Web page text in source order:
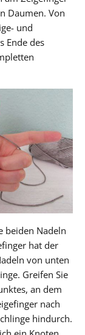
Daumen. Von
und
Ende des
beiden Nadeln
hat der
von unten
Greifen Sie
an dem
nach
hindurch.